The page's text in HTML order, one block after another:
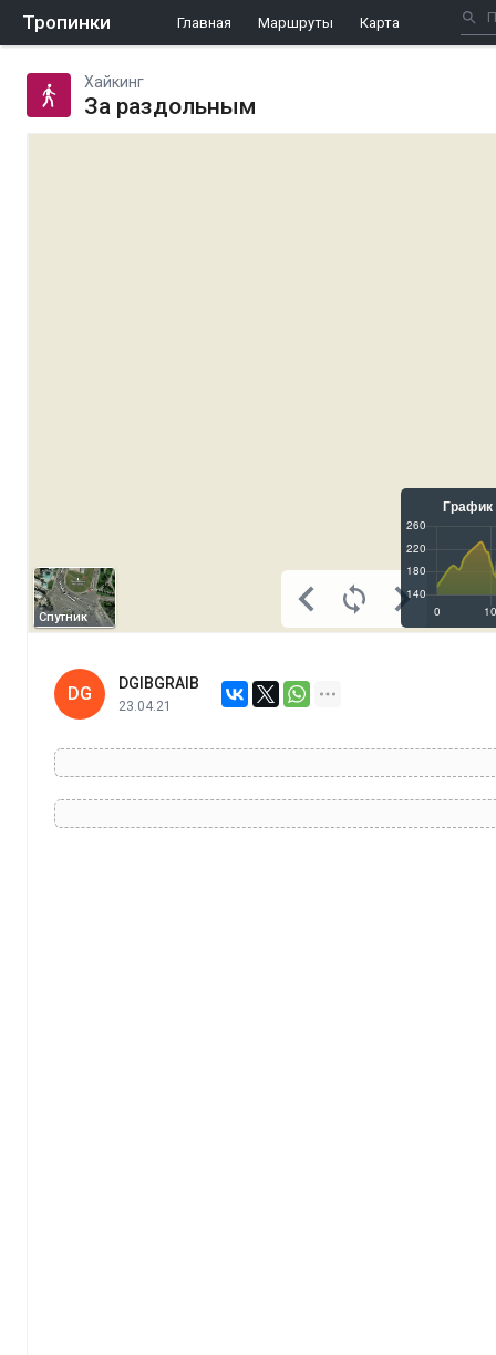
Тропинки Главная Маршруты Карта
Хайкинг
За раздольным
Спутник
DG
DGIBGRAIB
23.04.21